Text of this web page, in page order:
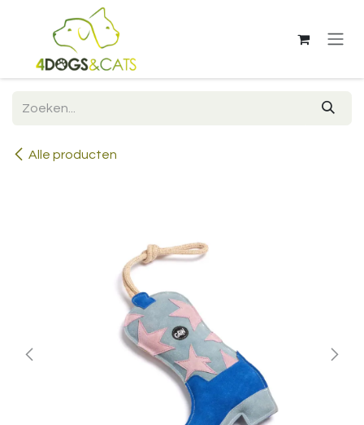
Overslaan naar inhoud
Alle producten